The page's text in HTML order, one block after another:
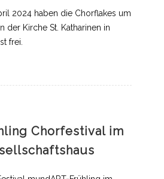
2024 haben die Chorflakes um
der Kirche St. Katharinen in
frei.
Chorfestival im